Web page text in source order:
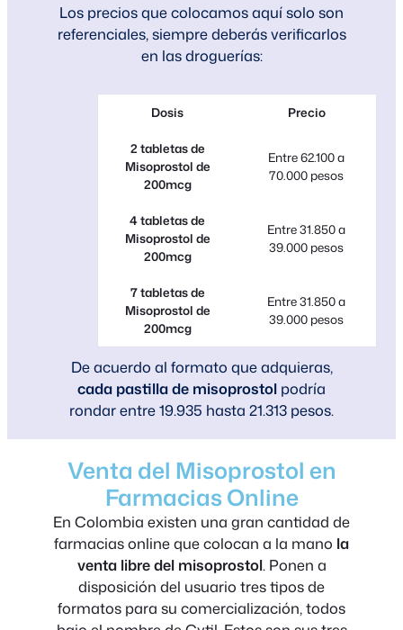
Los precios que colocamos aquí solo son
referenciales, siempre deberás verificarlos
en las droguerías:
Dosis Precio
2 tabletas de
Misoprostol de
200mcg
Entre 62.100 a
70.000 pesos
4 tabletas de
Misoprostol de
200mcg
Entre 31.850 a
39.000 pesos
7 tabletas de
Misoprostol de
200mcg
Entre 31.850 a
39.000 pesos
De acuerdo al formato que adquieras,
cada pastilla de misoprostol podría
rondar entre 19.935 hasta 21.313 pesos.
Venta del Misoprostol en
Farmacias Online
En Colombia existen una gran cantidad de
farmacias online que colocan a la mano la
venta libre del misoprostol. Ponen a
disposición del usuario tres tipos de
formatos para su comercialización, todos